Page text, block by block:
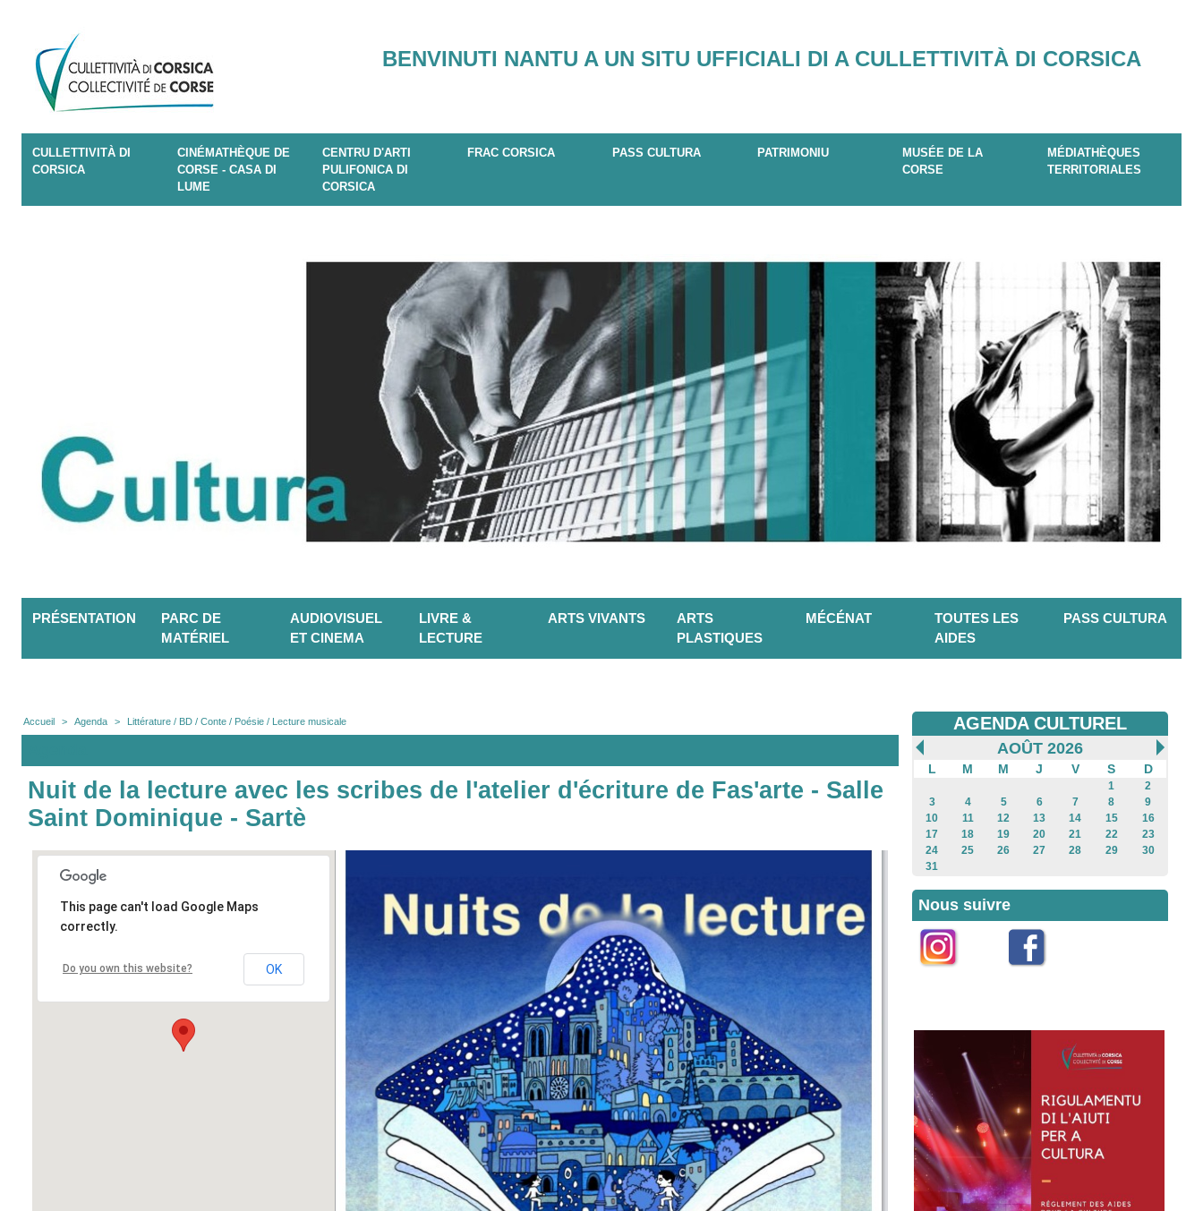
BENVINUTI NANTU A UN SITU UFFICIALI DI A CULLETTIVITÀ DI CORSICA
CULLETTIVITÀ DI
CORSICA
CINÉMATHÈQUE DE
CORSE - CASA DI
LUME
CENTRU D'ARTI
PULIFONICA DI
CORSICA
FRAC CORSICA PASS CULTURA PATRIMONIU
MUSÉE DE LA
CORSE
MÉDIATHÈQUES
TERRITORIALES
PRÉSENTATION
PARC DE
MATÉRIEL
AUDIOVISUEL
ET CINEMA
LIVRE &
LECTURE
ARTS VIVANTS
ARTS
PLASTIQUES
MÉCÉNAT
TOUTES LES
AIDES
PASS CULTURA
Accueil > Agenda > Littérature / BD / Conte / Poésie / Lecture musicale
Nuit de la lecture avec les scribes de l'atelier d'écriture de Fas'arte - Salle
Saint Dominique - Sartè
This page can't load Google Maps
correctly.
Do you own this website? OK
AGENDA CULTUREL
AOÛT 2026
L M M J V S D
1
2
3
4 5 6 7 8
9
10
11 12 13 14 15
16
17
18 19 20 21 22
23
24
25 26 27 28 29
30
31
Nous suivre